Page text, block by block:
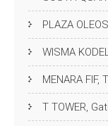
PLAZA
WISMA
MENARA
T TOWER,